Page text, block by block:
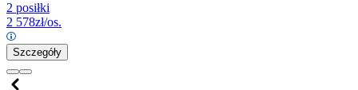
2 posiłki
2 578zł/os.
Szczegóły